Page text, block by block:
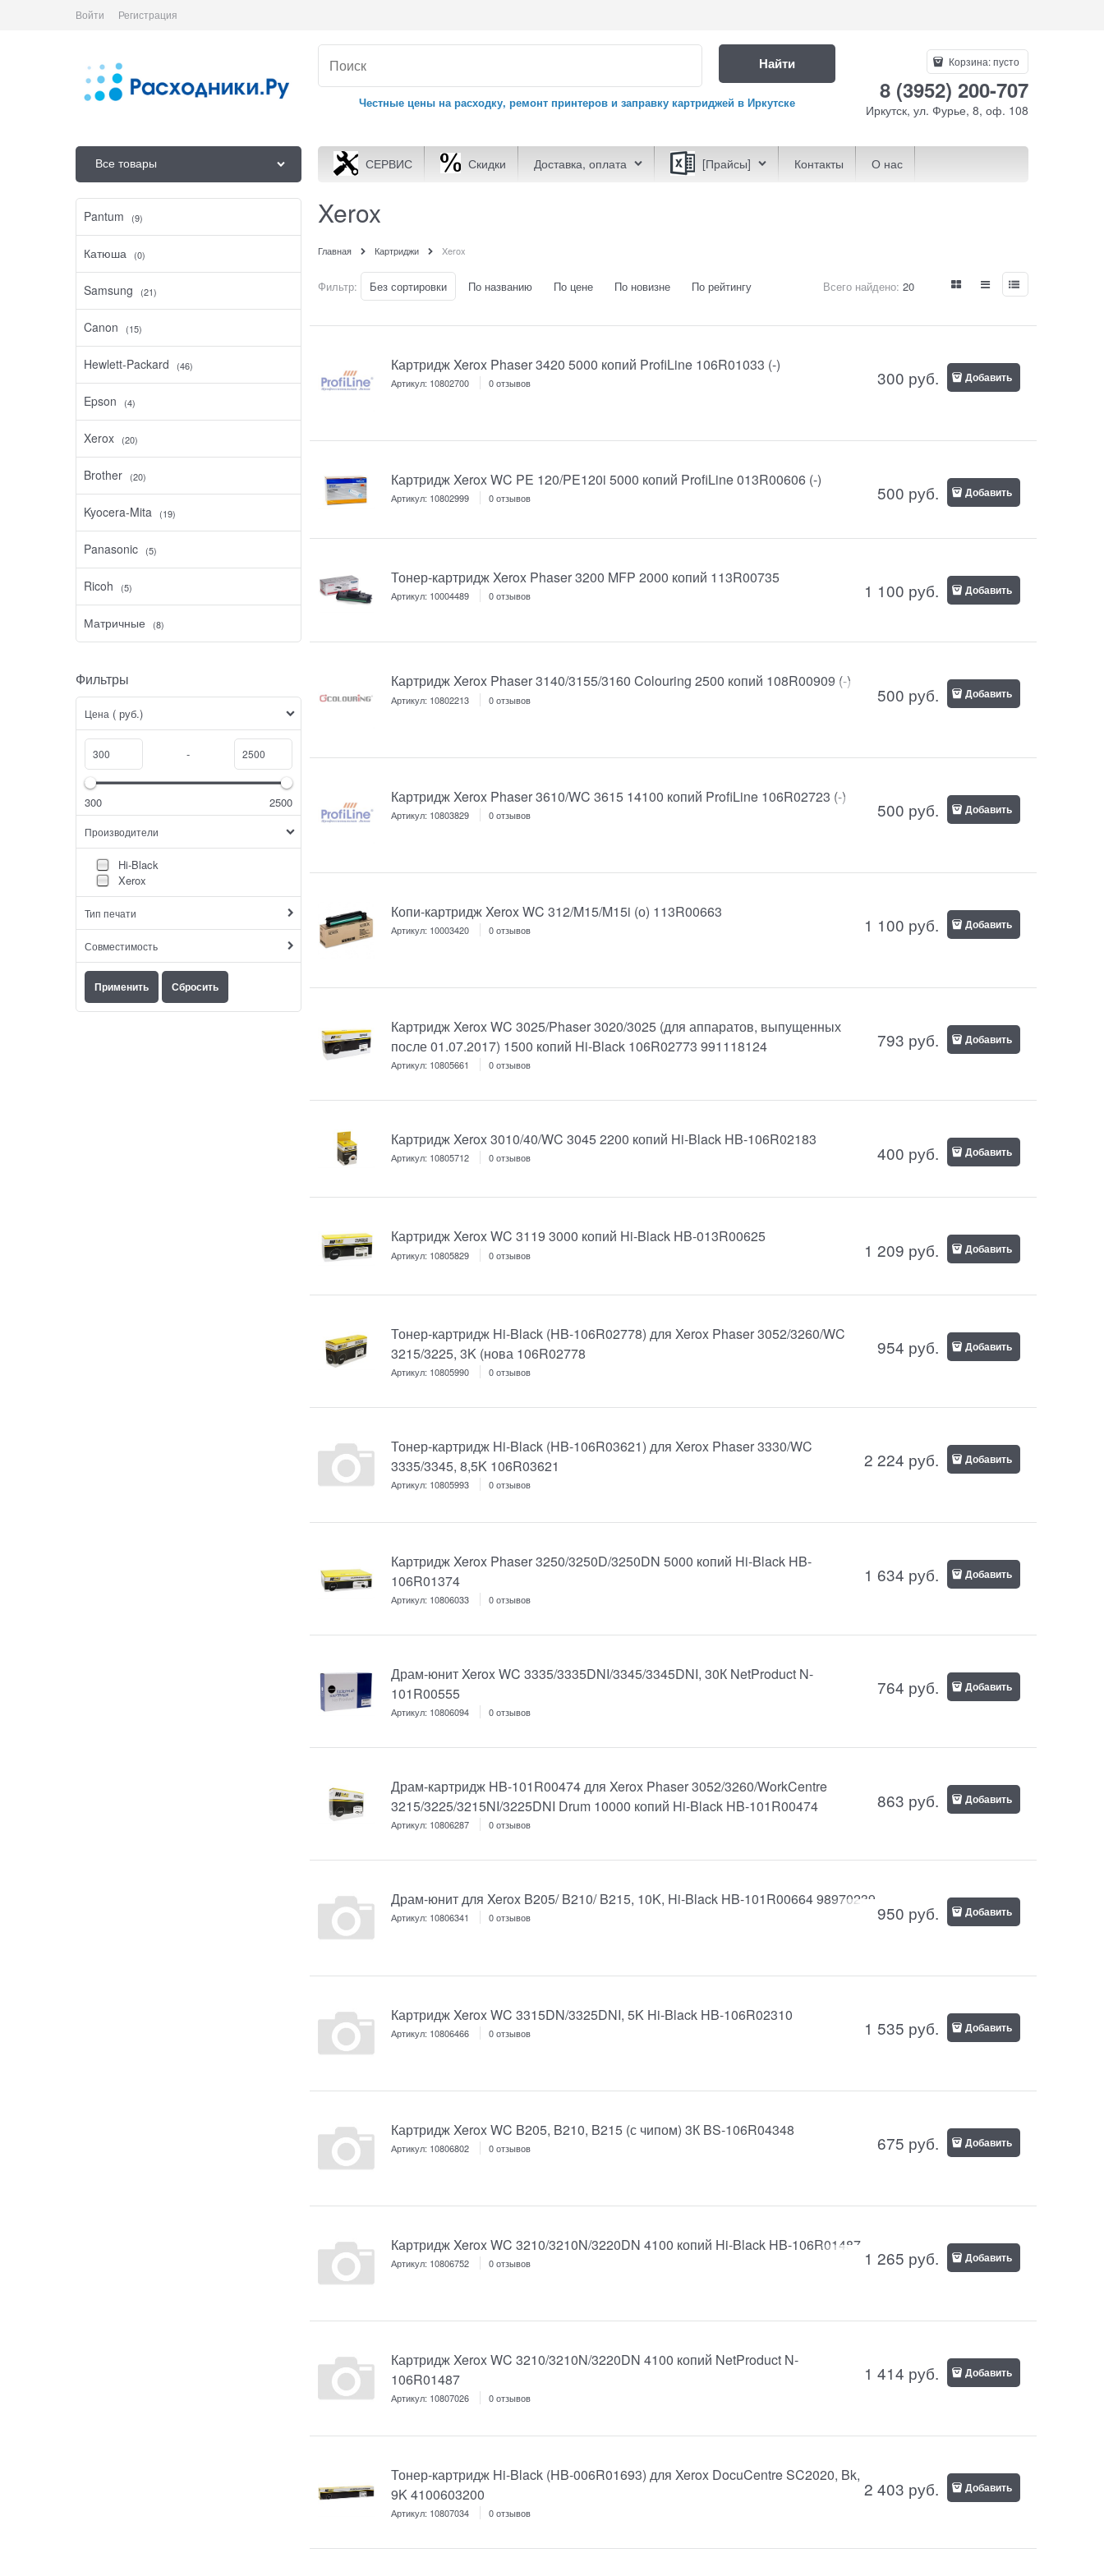
Войти Регистрация
Найти
Честные цены на расходку, ремонт принтеров и заправку картриджей в Иркутске
Корзина:пусто
8 (3952) 200-707
Иркутск, ул. Фурье, 8, оф. 108
Все товары СЕРВИС Скидки Доставка, оплата [Прайсы] Контакты О нас
Pantum (9)
Катюша (0)
Samsung (21)
Canon (15)
Hewlett-Packard (46)
Epson (4)
Xerox (20)
Brother (20)
Kyocera-Mita (19)
Panasonic (5)
Ricoh (5)
Матричные (8)
Фильтры
Цена ( руб.)
-
300 2500
Производители
Hi-Black
Xerox
Тип печати
Совместимость
Xerox
Главная Картриджи Xerox
Фильтр: Без сортировки По названию По цене По новизне По рейтингу Всего найдено: 20
Картридж Xerox Phaser 3420 5000 копий ProfiLine 106R01033 (-)
Артикул: 10802700 0 отзывов 300 руб. Добавить
Картридж Xerox WC PE 120/PE120i 5000 копий ProfiLine 013R00606 (-)
Артикул: 10802999 0 отзывов 500 руб. Добавить
Тонер-картридж Xerox Phaser 3200 MFP 2000 копий 113R00735
Артикул: 10004489 0 отзывов 1 100 руб. Добавить
Картридж Xerox Phaser 3140/3155/3160 Colouring 2500 копий 108R00909 (-)
Артикул: 10802213 0 отзывов 500 руб. Добавить
Картридж Xerox Phaser 3610/WC 3615 14100 копий ProfiLine 106R02723 (-)
Артикул: 10803829 0 отзывов 500 руб. Добавить
Копи-картридж Xerox WC 312/M15/M15i (о) 113R00663
Артикул: 10003420 0 отзывов 1 100 руб. Добавить
Картридж Xerox WC 3025/Phaser 3020/3025 (для аппаратов, выпущенных
после 01.07.2017) 1500 копий Hi-Black 106R02773 991118124
Артикул: 10805661 0 отзывов
793 руб. Добавить
Картридж Xerox 3010/40/WC 3045 2200 копий Hi-Black HB-106R02183
Артикул: 10805712 0 отзывов 400 руб. Добавить
Картридж Xerox WC 3119 3000 копий Hi-Black HB-013R00625
Артикул: 10805829 0 отзывов 1 209 руб. Добавить
Тонер-картридж Hi-Black (HB-106R02778) для Xerox Phaser 3052/3260/WC
3215/3225, 3K (нова 106R02778
Артикул: 10805990 0 отзывов
954 руб. Добавить
Тонер-картридж Hi-Black (HB-106R03621) для Xerox Phaser 3330/WC
3335/3345, 8,5K 106R03621
Артикул: 10805993 0 отзывов
2 224 руб. Добавить
Картридж Xerox Phaser 3250/3250D/3250DN 5000 копий Hi-Black HB-
106R01374
Артикул: 10806033 0 отзывов
1 634 руб. Добавить
Драм-юнит Xerox WC 3335/3335DNI/3345/3345DNI, 30К NetProduct N-
101R00555
Артикул: 10806094 0 отзывов
764 руб. Добавить
Драм-картридж HB-101R00474 для Xerox Phaser 3052/3260/WorkCentre
3215/3225/3215NI/3225DNI Drum 10000 копий Hi-Black HB-101R00474
Артикул: 10806287 0 отзывов
863 руб. Добавить
Драм-юнит для Xerox B205/ B210/ B215, 10K, Hi-Black HB-101R00664 98970239
Артикул: 10806341 0 отзывов 950 руб. Добавить
Картридж Xerox WC 3315DN/3325DNI, 5K Hi-Black HB-106R02310
Артикул: 10806466 0 отзывов 1 535 руб. Добавить
Картридж Xerox WC B205, B210, B215 (с чипом) 3К BS-106R04348
Артикул: 10806802 0 отзывов 675 руб. Добавить
Картридж Xerox WC 3210/3210N/3220DN 4100 копий Hi-Black HB-106R01487
Артикул: 10806752 0 отзывов 1 265 руб. Добавить
Картридж Xerox WC 3210/3210N/3220DN 4100 копий NetProduct N-
106R01487
Артикул: 10807026 0 отзывов
1 414 руб. Добавить
Тонер-картридж Hi-Black (HB-006R01693) для Xerox DocuCentre SC2020, Bk,
9K 4100603200
Артикул: 10807034 0 отзывов
2 403 руб. Добавить